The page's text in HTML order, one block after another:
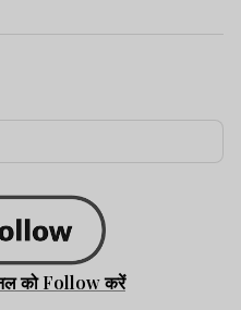
को Follow करें